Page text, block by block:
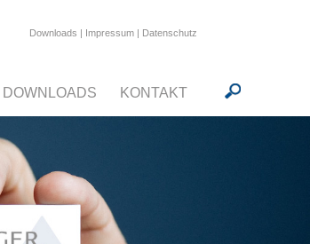
Downloads | Impressum| Datenschutz
DOWNLOADS KONTAKT